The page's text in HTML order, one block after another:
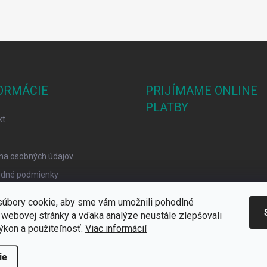
cookie, aby sme vám umožnili pohodlné
stránky a vďaka analýze neustále zlepšovali
a použiteľnosť. Viac informácií
osobných údajov
podmienky
Cookies
PRIJÍMAME ONLINE
PLATBY